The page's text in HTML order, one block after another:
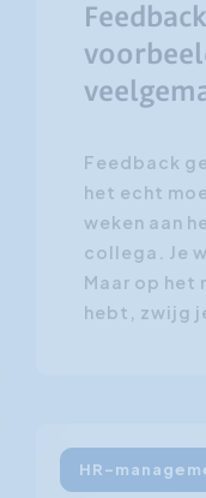
Feedback
het echt
weken aan
collega. Je
Maar op het
hebt, zwijg
HR-